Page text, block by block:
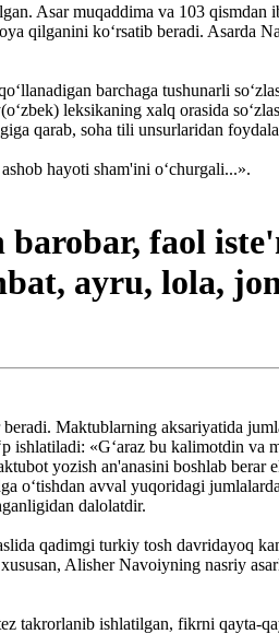
Asar muqaddima va 103
qilganini ko‘rsatib beradi. Asarda
barchaga tushunarli
leksikaning xalq orasida
qarab, soha tili unsurlaridan
hayoti sham'ini o‘churgali...».
faol
ayru, lola,
Maktublarning aksariyatida
«G‘araz bu kalimotdin
yozish an'anasini boshlab
avval yuqoridagi
dalolatdir.
qadimgi turkiy tosh davridayoq
Alisher Navoiyning nasriy
ishlatilgan, fikrni qayta-